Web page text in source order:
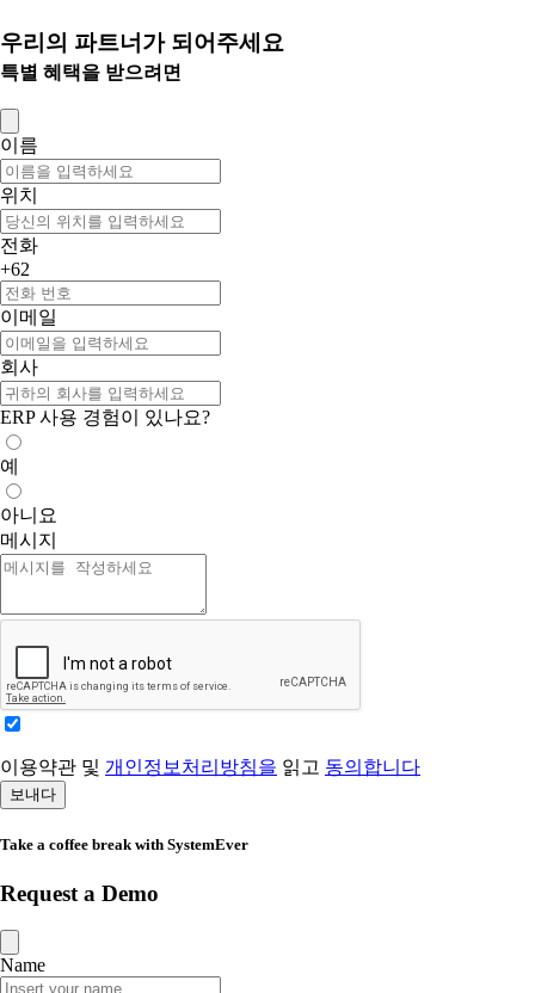
우리의 파트너가 되어주세요
특별 혜택을 받으려면
이름
위치
전화
+62
이메일
회사
ERP 사용 경험이 있나요?
예
아니요
메시지
이용약관 및 개인정보처리방침을 읽고 동의합니다
보내다
Take a coffee break with SystemEver
Request a Demo
Name